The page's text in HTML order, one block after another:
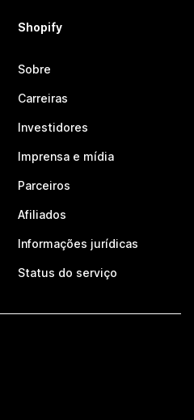
Shopify
Sobre
Carreiras
Investidores
Imprensa e mídia
Parceiros
Afiliados
Informações jurídicas
Status do serviço